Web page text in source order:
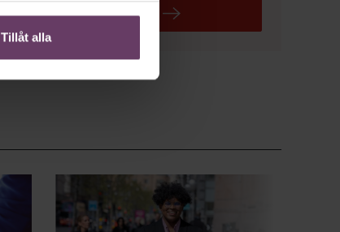
Tillåt alla
LÄS MER